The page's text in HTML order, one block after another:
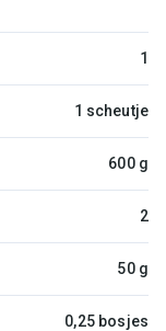
1
1 scheutje
600 g
2
50 g
0,25 bosjes